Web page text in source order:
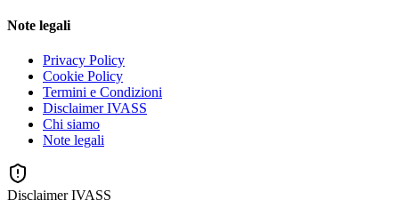
Note legali
Privacy Policy
Cookie Policy
Termini e Condizioni
Disclaimer IVASS
Chi siamo
Note legali
Disclaimer IVASS